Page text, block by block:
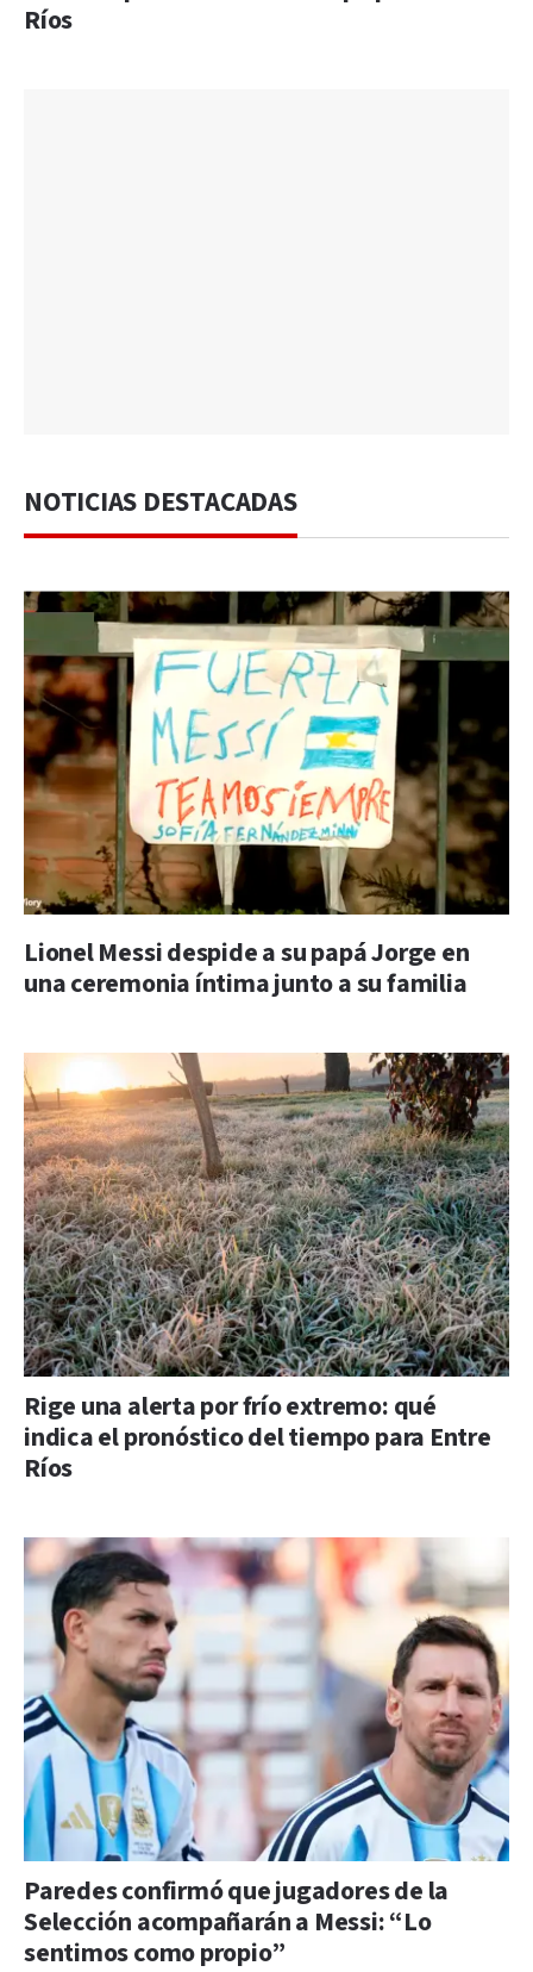
Ríos
NOTICIAS DESTACADAS
Lionel Messi despide a su papá Jorge en
una ceremonia íntima junto a su familia
Rige una alerta por frío extremo: qué
indica el pronóstico del tiempo para Entre
Ríos
Paredes confirmó que jugadores de la
Selección acompañarán a Messi: “Lo
sentimos como propio”